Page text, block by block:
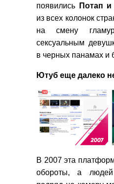
появились
Потап и
из всех колонок
на смену
сексуальным
в черных панамах и
Ютуб еще далеко
В 2007 эта
обороты, а